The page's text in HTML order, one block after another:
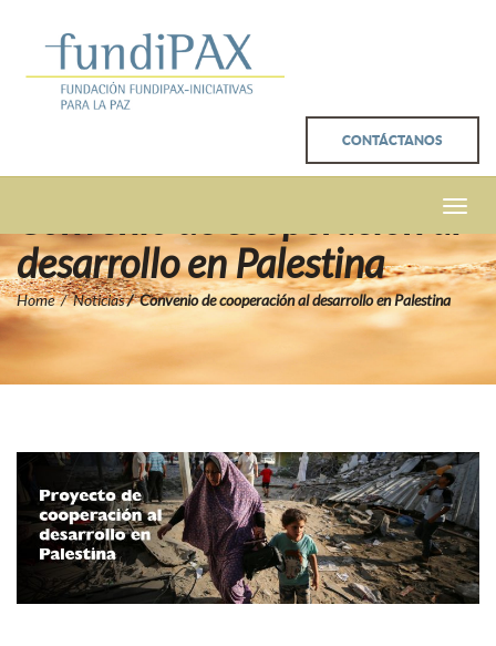
CONTÁCTANOS
Toggle
Convenio de cooperación al
desarrollo en Palestina
Home Noticias Convenio de cooperación al desarrollo en Palestina